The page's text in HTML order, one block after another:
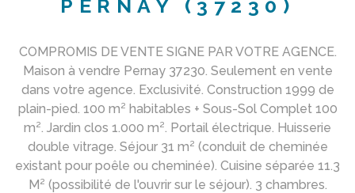
PERNAY (37230)
COMPROMIS DE VENTE SIGNE PAR VOTRE AGENCE.
Maison à vendre Pernay 37230. Seulement en vente
dans votre agence. Exclusivité. Construction 1999 de
plain-pied. 100 m² habitables + Sous-Sol Complet 100
m². Jardin clos 1.000 m². Portail électrique. Huisserie
double vitrage. Séjour 31 m² (conduit de cheminée
existant pour poêle ou cheminée). Cuisine séparée 11.3
M² (possibilité de l'ouvrir sur le séjour). 3 chambres.